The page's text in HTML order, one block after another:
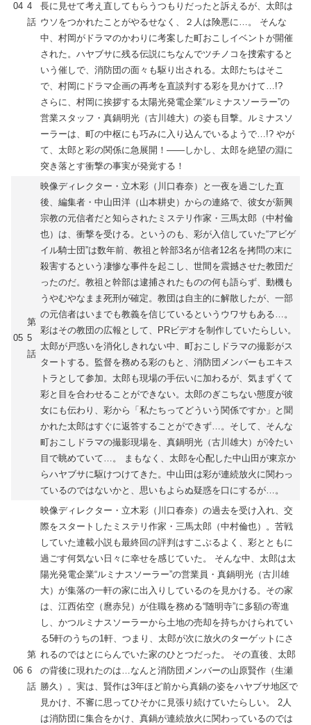
04 4
話
長に見せて考え直してもらうつもりだったと訴えるが、太郎は
ウソをつかれたことがやるせなく、２人は険悪に…。 そんな
中、村岡がドラマのかわりに考案した町おこしイベントが開催
された。ハヤブサに残る伝説にちなんでツチノコを捜索すると
いう催しで、消防団の面々も駆り出される。太郎たちはそこ
で、村岡にドラマ企画の再考を直談判する彩を見かけて…!?
さらに、村岡に挨拶する太陽光発電企業“ルミナスソーラー”の
営業スタッフ・真鍋明光（古川雄大）の姿も目撃。ルミナスソ
ーラーは、町の中枢にも巧みに入り込んでいるようで…!? やが
て、太郎と彩の関係に急展開！――しかし、太郎を絶望の淵に
突き落とす衝撃の事実が発覚する！
05
第
5
話
映像ディレクター・立木彩（川口春奈）と一夜を過ごした直
後、編集者・中山田洋（山本耕史）からの連絡で、彼女が新興
宗教の元信者だと知らされたミステリ作家・三馬太郎（中村倫
也）は、衝撃を受ける。というのも、彩が入信していた“アビゲ
イル騎士団”は数年前、教祖と幹部3名が信者12名を拷問の末に
殺害するという凄惨な事件を起こし、世間を震撼させた教団だ
ったのだ。教祖と幹部は逮捕されたものの何も語らず、動機も
うやむやなまま死刑が確定。教団は自主的に解散したが、一部
の元信者はいまでも教義を信じているというウワサもある…。
彩はその教団の広報として、PRビデオを制作していたらしい。
太郎が戸惑いを消化しきれない中、町おこしドラマの撮影がス
タートする。監督を務める彩のもと、消防団メンバーもエキス
トラとして参加。太郎も現場の手伝いに加わるが、気まずくて
彩と目を合わせることができない。太郎のぎこちない態度が彼
女にも伝わり、彩から「私たちってどういう関係ですか」と聞
かれた太郎はすぐに返答することができず…。そして、そんな
町おこしドラマの撮影現場を、真鍋明光（古川雄大）が冷たい
目で眺めていて…。 まもなく、太郎を心配した中山田が東京か
らハヤブサに駆けつけてきた。中山田は彩が連続放火に関わっ
ているのではないかと、思いもよらぬ疑惑を口にするが…。
06
第
6
話
映像ディレクター・立木彩（川口春奈）の過去を受け入れ、交
際をスタートしたミステリ作家・三馬太郎（中村倫也）。苦戦
していた連載小説も最終回の評判はすこぶるよく、彩とともに
過ごす何気ない日々に幸せを感じていた。 そんな中、太郎は太
陽光発電企業“ルミナスソーラー”の営業員・真鍋明光（古川雄
大）が集落の一軒の家に出入りしているのを見かける。その家
は、江西佑空（麿赤兒）が住職を務める“随明寺”に多額の寄進
し、かつルミナスソーラーから土地の売却を持ちかけられてい
る5軒のうちの1軒、つまり、太郎が次に放火のターゲットにさ
れるのではとにらんでいた家のひとつだった。 その直後、太郎
の背後に現れたのは…なんと消防団メンバーの山原賢作（生瀬
勝久）。実は、賢作は3年ほど前から真鍋の姿をハヤブサ地区で
見かけ、不審に思ってひそかに見張り続けていたらしい。 2人
は消防団に集合をかけ、真鍋が連続放火に関わっているのでは